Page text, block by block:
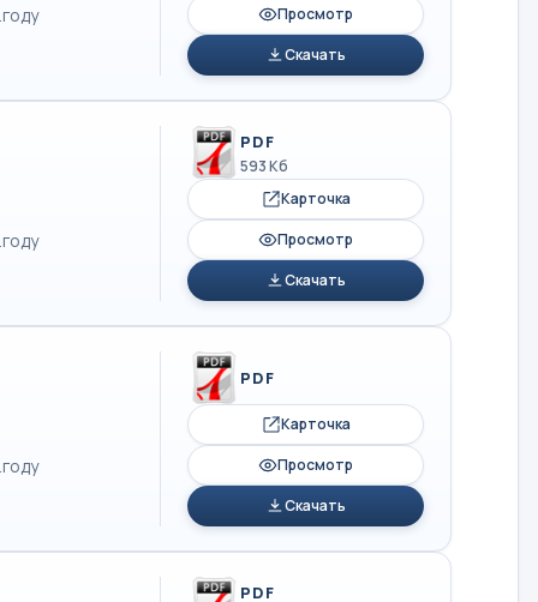
Просмотр
Скачать
PDF
593 Кб
Карточка
Просмотр
Скачать
PDF
Карточка
Просмотр
Скачать
PDF